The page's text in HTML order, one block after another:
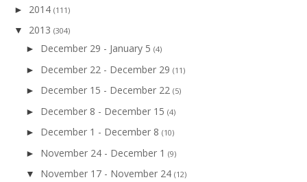
► 2014 (111)
▼ 2013 (304)
► December 29 - January 5 (4)
► December 22 - December 29 (11)
► December 15 - December 22 (5)
► December 8 - December 15 (4)
► December 1 - December 8 (10)
► November 24 - December 1 (9)
▼ November 17 - November 24 (12)